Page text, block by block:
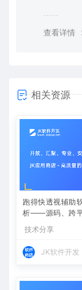
查看详情
相关资源
跑得快透视辅助
析——源码、跨
牌算法
技术分享
JK软件开发